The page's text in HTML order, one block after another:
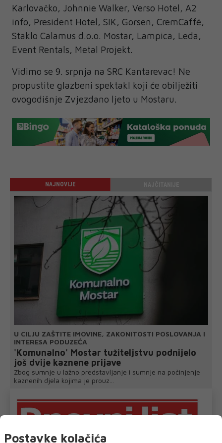
Karlovačko, Johnnie Walker, Verso Hotel, A2
info, President Hotel, SIK, Gorsen, CremCaffé,
Staklo Calamus d.o.o. Mostar, Lampica, Leda,
Event Rentals, Metal Projekt.
Vidimo se 9. srpnja na SRC Kantarevac! Ne
propustite glazbeni spektakl koji će obilježiti
ovogodišnje Zvjezdano ljeto u Mostaru.
NAJNOVIJE
U CILJU ZAŠTITE IMOVINE, ZAKONITOSTI POSLOVANJA I
INTERESA PODUZEĆA
'Komunalno' Mostar tužiteljstvu podnijelo
još dvije kaznene prijave
Zbog sumnje u lažno predstavljanje i sumnje na počinjenje
kaznenih djela kojima je prouz...
Postavke kolačića